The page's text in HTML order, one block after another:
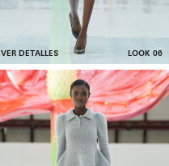
VER DETALLES LOOK 06